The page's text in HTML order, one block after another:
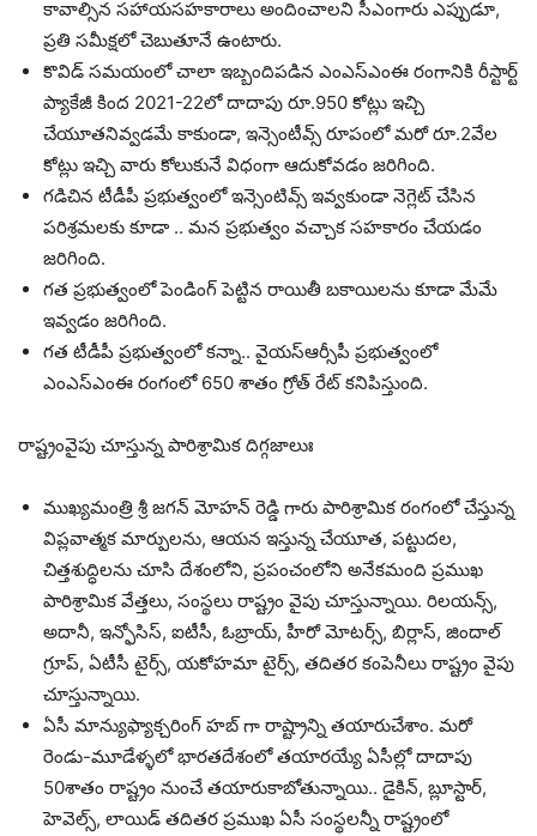
కావాల్సిన సహాయసహకారాలు అందించాలని సీఎంగారు ఎప్పుడూ,
ప్రతి సమీక్షలో చెబుతూనే ఉంటారు.
కొవిడ్ సమయంలో చాలా ఇబ్బందిపడిన ఎంఎస్ఎంఈ రంగానికి రీస్టార్ట్
ప్యాకేజీ కింద 2021-22లో దాదాపు రూ.950 కోట్లు ఇచ్చి
చేయూతనివ్వడమే కాకుండా, ఇన్సెంటీవ్స్ రూపంలో మరో రూ.2వేల
కోట్లు ఇచ్చి వారు కోలుకునే విధంగా ఆదుకోవడం జరిగింది.
గడిచిన టీడీపీ ప్రభుత్వంలో ఇన్సెంటివ్స్ ఇవ్వకుండా నెగ్లెట్ చేసిన
పరిశ్రమలకు కూడా .. మన ప్రభుత్వం వచ్చాక సహకారం చేయడం
జరిగింది.
గత ప్రభుత్వంలో పెండింగ్ పెట్టిన రాయితీ బకాయిలను కూడా మేమే
ఇవ్వడం జరిగింది.
గత టీడీపీ ప్రభుత్వంలో కన్నా.. వైయస్ఆర్సీపీ ప్రభుత్వంలో
ఎంఎస్ఎంఈ రంగంలో 650 శాతం గ్రోత్ రేట్ కనిపిస్తుంది.
రాష్ట్రంవైపు చూస్తున్న పారిశ్రామిక దిగ్గజాలుః
ముఖ్యమంత్రి శ్రీ జగన్ మోహన్ రెడ్డి గారు పారిశ్రామిక రంగంలో చేస్తున్న
విప్లవాత్మక మార్పులను, ఆయన ఇస్తున్న చేయూత, పట్టుదల,
చిత్తశుద్ధిలను చూసి దేశంలోని, ప్రపంచంలోని అనేకమంది ప్రముఖ
పారిశ్రామిక వేత్తలు, సంస్థలు రాష్ట్రం వైపు చూస్తున్నాయి. రిలయన్స్,
అదానీ, ఇన్ఫోసిస్, ఐటీసీ, ఓబ్రాయ్, హీరో మోటర్స్, బిర్లాస్, జిందాల్
గ్రూప్, ఏటీసీ టైర్స్, యకోహమా టైర్స్, తదితర కంపెనీలు రాష్ట్రం వైపు
చూస్తున్నాయి.
ఏసీ మాన్యుఫ్యాక్చరింగ్ హబ్ గా రాష్ట్రాన్ని తయారుచేశాం. మరో
రెండు-మూడేళ్ళలో భారతదేశంలో తయారయ్యే ఏసీల్లో దాదాపు
50శాతం రాష్ట్రం నుంచే తయారుకాబోతున్నాయి.. డైకిన్, బ్లూస్టార్,
హెవెల్స్, లాయిడ్ తదితర ప్రముఖ ఏసీ సంస్థలన్నీ రాష్ట్రంలో